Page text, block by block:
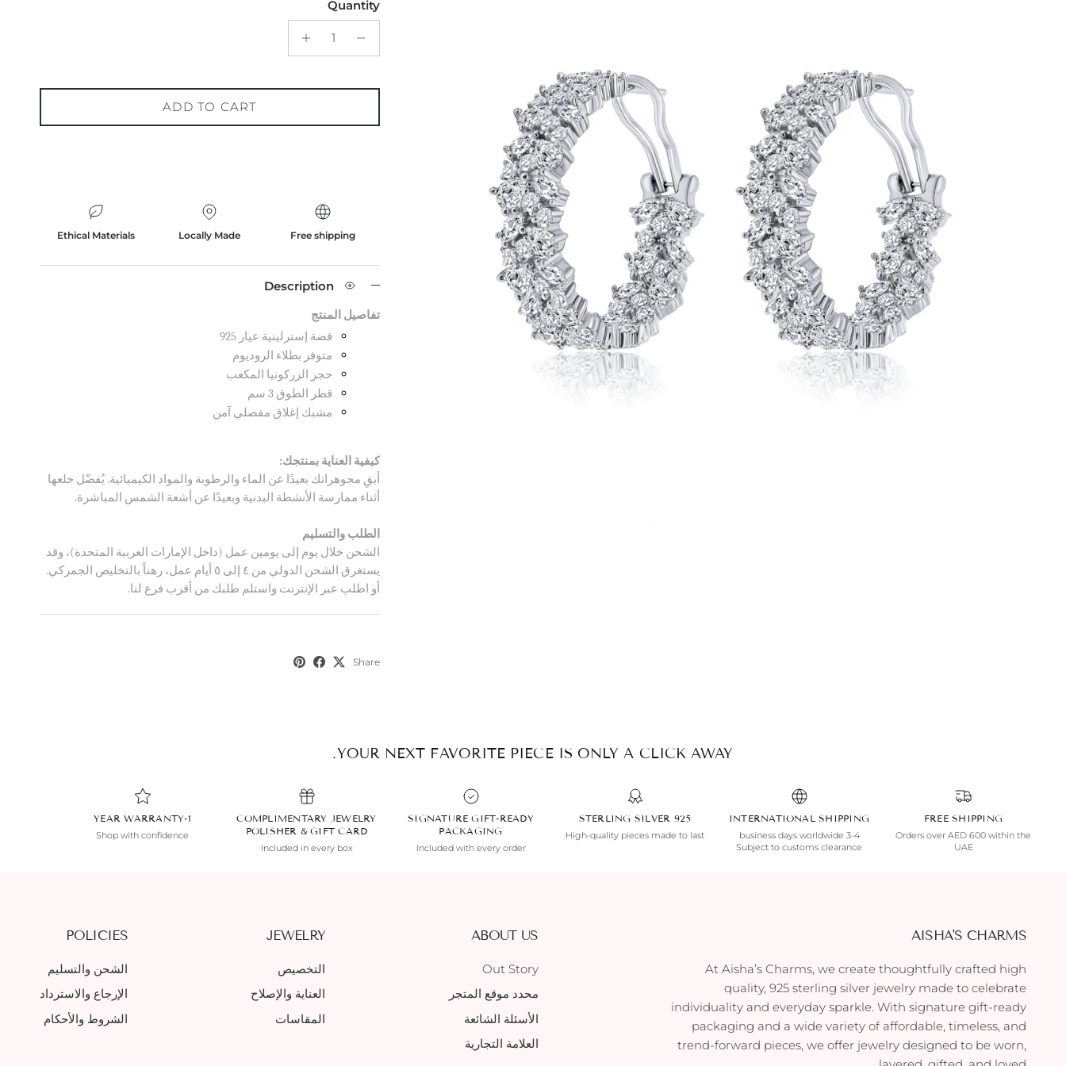
Quantity
ADD TO CART
Free shipping
Locally Made
Ethical Materials
Description
تفاصيل المنتج
فضة إسترلينية عيار 925
متوفر بطلاء الروديوم
حجر الزركونيا المكعب
قطر الطوق 3 سم
مشبك إغلاق مفصلي آمن
كيفية العناية بمنتجك:
أبقِ مجوهراتك بعيدًا عن الماء والرطوبة والمواد الكيميائية. يُفضّل خلعها
أثناء ممارسة الأنشطة البدنية وبعيدًا عن أشعة الشمس المباشرة.
الطلب والتسليم
الشحن خلال يوم إلى يومين عمل (داخل الإمارات العربية المتحدة)، وقد
يستغرق الشحن الدولي من ٤ إلى ٥ أيام عمل، رهناً بالتخليص الجمركي.
أو اطلب عبر الإنترنت واستلم طلبك من أقرب فرع لنا.
Share
YOUR NEXT FAVORITE PIECE IS ONLY A CLICK AWAY.
FREE SHIPPING
Orders over AED 600 within the
UAE
INTERNATIONAL SHIPPING
3-4 business days worldwide
Subject to customs clearance
925 STERLING SILVER
High-quality pieces made to last
SIGNATURE GIFT-READY
PACKAGING
Included with every order
COMPLIMENTARY JEWELRY
POLISHER & GIFT CARD
Included in every box
1-YEAR WARRANTY
Shop with confidence
AISHA'S CHARMS
At Aisha’s Charms, we create thoughtfully crafted high
quality, 925 sterling silver jewelry made to celebrate
individuality and everyday sparkle. With signature gift-ready
packaging and a wide variety of affordable, timeless, and
trend-forward pieces, we offer jewelry designed to be worn,
ABOUT US
Out Story
محدد موقع المتجر
الأسئلة الشائعة
العلامة التجارية
JEWELRY
التخصيص
العناية والإصلاح
المقاسات
POLICIES
الشحن والتسليم
الإرجاع والاسترداد
الشروط والأحكام